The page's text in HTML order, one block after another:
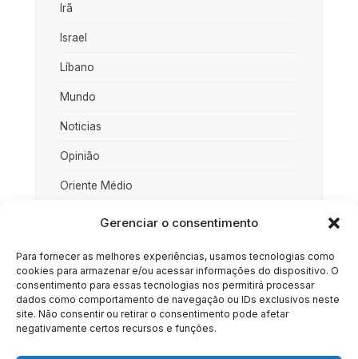
Gerenciar o consentimento
Para fornecer as melhores experiências, usamos tecnologias como
cookies para armazenar e/ou acessar informações do dispositivo. O
consentimento para essas tecnologias nos permitirá processar
dados como comportamento de navegação ou IDs exclusivos neste
site. Não consentir ou retirar o consentimento pode afetar
negativamente certos recursos e funções.
Irã
Israel
Líbano
Mundo
Noticias
Opinião
Oriente Médio
Rússia
Sociedade
Uncategorized